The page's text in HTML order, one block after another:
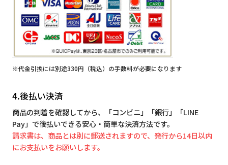
※代金引換には別途330円（税込）の手数料が必要になります
4.後払い決済
商品の到着を確認してから、「コンビニ」「銀行」「LINE
Pay」で後払いできる安心・簡単な決済方法です。
請求書は、商品とは別に郵送されますので、発行から14日以内
にお支払いをお願いします。